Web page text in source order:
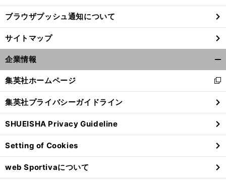
】
。
前
ブラウザプッシュ通知について
サイトマップ
企業情報
閉
る
集英社ホームページ
新
し
い
ウ
ィ
ン
ド
ウ
で
開
集英社プライバシーガイドライン
SHUEISHA Privacy Guideline
Setting of Cookies
web Sportivaについて